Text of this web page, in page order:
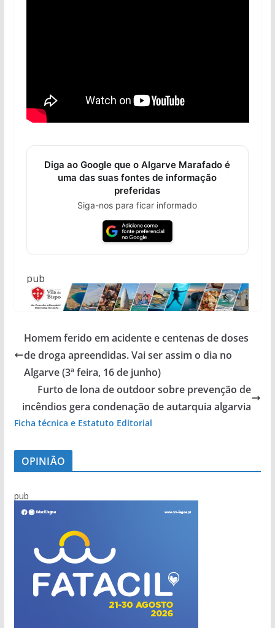
Diga ao Google que o Algarve Marafado é
uma das suas fontes de informação
preferidas
Siga-nos para ficar informado
pub
Homem ferido em acidente e centenas de doses
de droga apreendidas. Vai ser assim o dia no
Algarve (3ª feira, 16 de junho)
Furto de lona de outdoor sobre prevenção de
incêndios gera condenação de autarquia algarvia
Ficha técnica e Estatuto Editorial
OPINIÃO
pub